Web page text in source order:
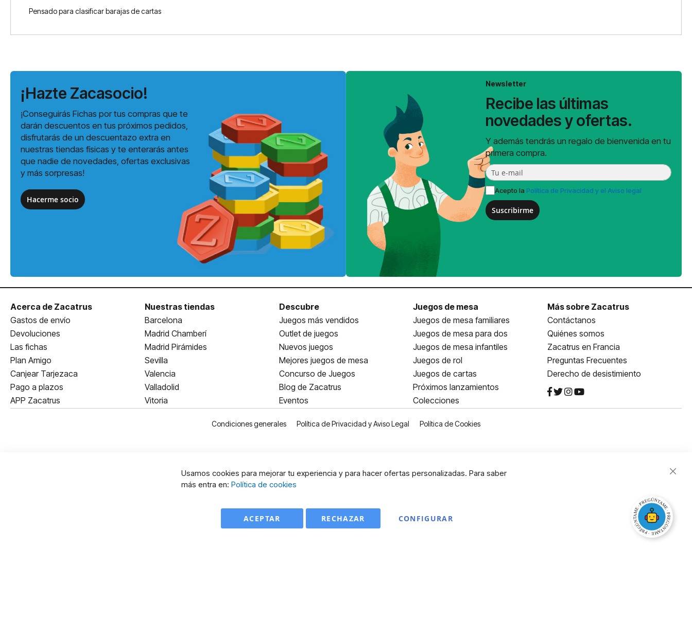
Pensado para clasificar barajas de cartas
¡Hazte Zacasocio!
¡Conseguirás Fichas por tus compras que te
darán descuentos en tus próximos pedidos,
disfrutarás de un descuentazo extra en
nuestras tiendas físicas y te enterarás antes
que nadie de novedades, ofertas exclusivas
y más sorpresas!
Hacerme socio
Newsletter
Recibe las últimas
novedades y ofertas.
Y además tendrás un regalo de bienvenida en tu
primera compra.
Acepto la Política de Privacidad y el Aviso legal
Suscribirme
Acerca de Zacatrus
Gastos de envío
Devoluciones
Las fichas
Plan Amigo
Canjear Tarjezaca
Pago a plazos
APP Zacatrus
Nuestras tiendas
Barcelona
Madrid Chamberí
Madrid Pirámides
Sevilla
Valencia
Valladolid
Vitoria
Descubre
Juegos más vendidos
Outlet de juegos
Nuevos juegos
Mejores juegos de mesa
Concurso de Juegos
Blog de Zacatrus
Eventos
Juegos de mesa
Juegos de mesa familiares
Juegos de mesa para dos
Juegos de mesa infantiles
Juegos de rol
Juegos de cartas
Próximos lanzamientos
Colecciones
Más sobre Zacatrus
Contáctanos
Quiénes somos
Zacatrus en Francia
Preguntas Frecuentes
Derecho de desistimiento
Condiciones generales Política de Privacidad y Aviso Legal Política de Cookies
Usamos cookies para mejorar tu experiencia y para hacer ofertas personalizadas. Para saber
más entra en: Política de cookies
ACEPTAR CONFIGURAR
RECHAZAR